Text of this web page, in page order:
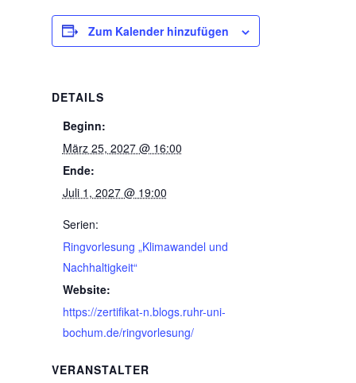
Zum Kalender hinzufügen
DETAILS
Beginn:
März 25, 2027 @ 16:00
Ende:
Juli 1, 2027 @ 19:00
Serien:
Ringvorlesung „Klimawandel und
Nachhaltigkeit“
Website:
https://zertifikat-n.blogs.ruhr-uni-
bochum.de/ringvorlesung/
VERANSTALTER